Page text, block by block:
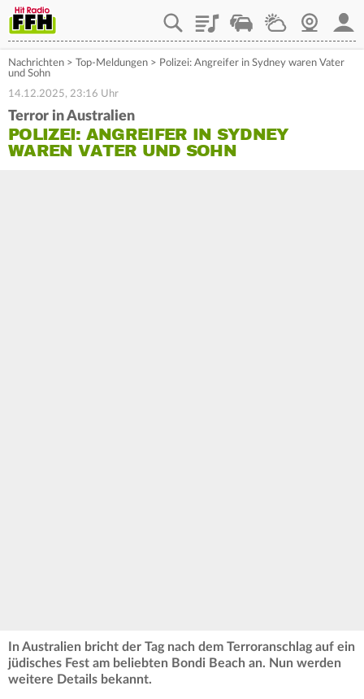
PlaylistStaupilotWetterWebcam
Nachrichten > Top-Meldungen > Polizei: Angreifer in Sydney waren Vater
und Sohn
14.12.2025, 23:16 Uhr
Terror in Australien
POLIZEI: ANGREIFER IN SYDNEY
WAREN VATER UND SOHN
In Australien bricht der Tag nach dem Terroranschlag auf ein
jüdisches Fest am beliebten Bondi Beach an. Nun werden
weitere Details bekannt.